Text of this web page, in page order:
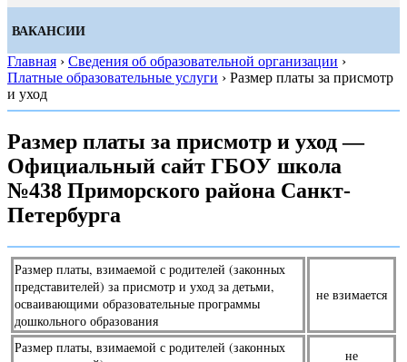
ВАКАНСИИ
Главная › Сведения об образовательной организации ›
Платные образовательные услуги › Размер платы за присмотр
и уход
Размер платы за присмотр и уход —
Официальный сайт ГБОУ школа
№438 Приморского района Санкт-
Петербурга
Размер платы, взимаемой с родителей (законных
представителей) за присмотр и уход за детьми,
осваивающими образовательные программы
дошкольного образования
не взимается
Размер платы, взимаемой с родителей (законных
не